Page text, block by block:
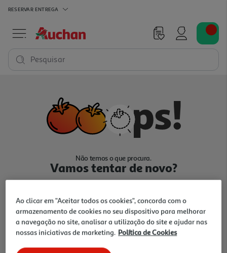
RESERVAR ENTREGA
Pesquisar
Não temos o que procura.
Vamos tentar de novo?
Ir para Homepage
Ao clicar em "Aceitar todos os cookies", concorda com o
armazenamento de cookies no seu dispositivo para melhorar
a navegação no site, analisar a utilização do site e ajudar nas
nossas iniciativas de marketing. Política de Cookies